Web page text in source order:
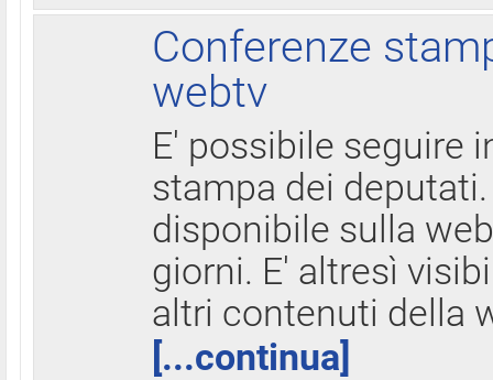
Conferenze
webtv
E' possibile seguire
stampa dei
disponibile sulla
giorni. E' altresì
altri contenuti della
[...continua]